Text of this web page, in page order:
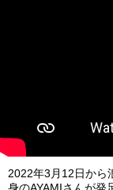
2022年3月12日から